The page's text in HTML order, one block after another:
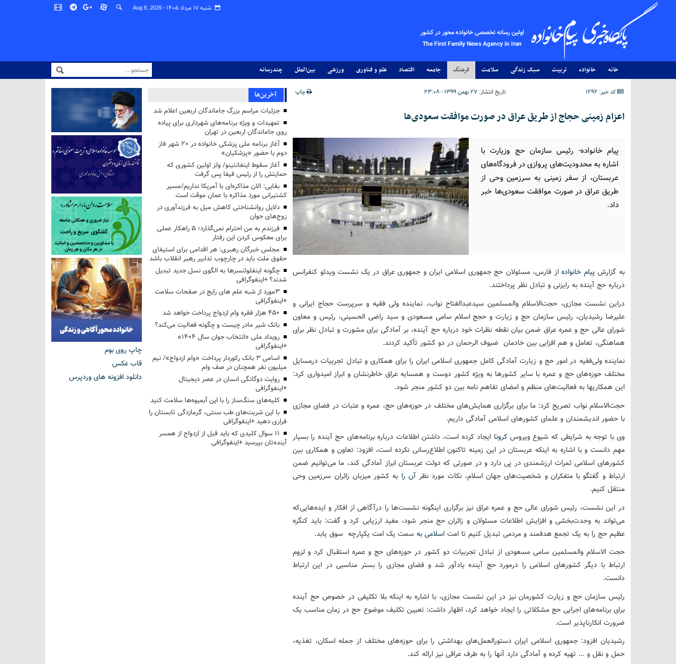
شنبه ۱۷ مرداد ۱۴۰۵ - Aug 8, 2026
اولین رسانه تخصصی خانواده محور در کشور
The First Family News Agency in Iran
خانه خانواده تربیت سبک زندگی سلامت فرهنگ جامعه اقتصاد علم و فناوری ورزشی بین‌الملل چندرسانه
کد خبر: 1292 تاریخ انتشار:۲۷ بهمن ۱۳۹۹ - ۲۳:۰۸ چاپ
اعزام زمینی حجاج از طریق عراق در صورت موافقت سعودی‌ها
پیام خانواده- رئیس سازمان حج وزیارت با
اشاره به محدودیت‌های پروازی در فرودگاه‌های
عربستان، از سفر زمینی به سرزمین وحی از
طریق عراق در صورت موافقت سعودی‌ها خبر
داد.
به گزارش پیام خانوادهاز فارس، مسئولان حج جمهوری اسلامی ایران و جمهوری عراق در یک نشست ویدئو کنفرانس
درباره حج آینده به رایزنی و تبادل نظر پرداختند.
دراین نشست مجازی، حجت‌الاسلام والمسلمین سیدعبدالفتاح نواب، نماینده ولی فقیه و سرپرست حجاج ایرانی و
علیرضا رشیدیان، رئیس سازمان حج و زیارت و حجج اسلام سامی مسعودی و سید راضی الحسینی، رئیس و معاون
شورای عالی حج و عمره عراق ضمن بیان نقطه نظرات خود درباره حج آینده، بر آمادگی برای مشورت و تبادل نظر برای
هماهنگی، تعامل و هم افزایی بین خادمان ضیوف الرحمان در دو کشور تأکید کردند.
نماینده ولی‌فقیه در امور حج و زیارت آمادگی کامل جمهوری اسلامی ایران را برای همکاری و تبادل تجربیات درمسایل
مختلف حوزه‌های حج و عمره با سایر کشورها به ویژه کشور دوست و همسایه عراق خاطرنشان و ابراز امیدواری کرد:
این همکاریها به فعالیت‌های منظم و امضای تفاهم نامه بین دو کشور منجر شود.
حجت‌الاسلام نواب تصریح کرد: ما برای برگزاری همایش‌های مختلف در حوزه‌های حج، عمره و عتبات در فضای مجازی
با حضور اندیشمندان و علمای کشورهای اسلامی آمادگی داریم.
وی با توجه به شرایطی که شیوع ویروس کرونا ایجاد کرده است، داشتن اطلاعات درباره برنامه‌های حج آینده را بسیار
مهم دانست و با اشاره به اینکه عربستان در این زمینه تاکنون اطلاع‌رسانی نکرده است، افزود: تعاون و همکاری بین
کشورهای اسلامی ثمرات ارزشمندی در پی دارد و در صورتی که دولت عربستان ابراز آمادگی کند، ما می‌توانیم ضمن
ارتباط و گفتگو با متفکران و شخصیت‌های جهان اسلام‌، نکات مورد نظرآن را به کشور میزبان زائران سرزمین وحی
منتقل کنیم.
‌در این نشست، رئیس شورای عالی حج و عمره عراق نیز برگزاری اینگونه نشست‌ها را درآگاهی از افکار و ایده‌هایی‌که
می‌تواند به وحدت‌بخشی و افزایش اطلاعات مسئولان و زائران حج منجر شود، مفید ارزیابی کرد و گفت: باید کنگره
عظیم حج را به یک تجمع هدفمند و مردمی تبدیل کنیم تا امت اسلامی به سمت یک امت یکپارچه سوق یابد.
‌حجت الاسلام والمسلمین سامی مسعودی از تبادل تجربیات دو کشور در حوزه‌های حج و عمره استقبال کرد و لزوم
ارتباط با دیگر کشورهای اسلامی را درمورد حج آینده یادآور شد و فضای مجازی را بستر مناسبی در این ارتباط
دانست.‌
‌رئیس سازمان حج و زیارت کشورمان نیز در این نشست مجازی، با اشاره به اینکه ‌بلا تکلیفی در خصوص حج آینده
برای برنامه‌های اجرایی حج مشکلاتی را ایجاد خواهد کرد، اظهار داشت: تعیین تکلیف موضوع حج در زمان مناسب یک
ضرورت انکارناپذیر است.
‌رشیدیان افزود: جمهوری اسلامی ایران دستورالعمل‌های بهداشتی را برای حوزه‌های مختلف از جمله اسکان‌، تغذیه،
‌حمل و نقل و ... تهیه کرده و آمادگی دارد آنها را به طرف عراقی نیز ارائه کند.
آخرین‌ها
جزئیات مراسم بزرگ جاماندگان اربعین اعلام شد
تمهیدات و ویژه برنامه‌های شهرداری برای پیاده
روی جاماندگان اربعین در تهران
آغاز برنامه ملی پزشکی خانواده در ۲۰ شهر فاز
دوم با حضور «پزشکیان»
آغاز سقوط اینفانتینو/ ولز اولین کشوری که
حمایتش را از رئیس فیفا پس گرفت
بقایی: الان مذاکره‌ای با آمریکا نداریم/مسیر
کشتیرانی مورد مذاکره با عمان موقت است
دلایل روانشناختی کاهش میل به فرزندآوری در
زوج‌های جوان
فرزندم به من احترام نمی‌گذارد؛ ۵ راهکار عملی
برای معکوس کردن این رفتار
مجلس خبرگان رهبری: هر اقدامی برای استیفای
حقوق ملت باید در چارچوب تدابیر رهبر انقلاب باشد
چگونه اینفلوئنسرها به الگوی نسل جدید تبدیل
شدند؟ +اینفوگرافی
3مورد از شبه علم های رایج در صفحات سلامت
+اینفوگرافی
۴۵۰ هزار فقره وام ازدواج پرداخت خواهد شد
بانک شیر مادر چیست و چگونه فعالیت می‌کند؟
رویداد ملی «انتخاب جوان سال ۱۴۰۴»
+اینفوگرافی
اسامی ۳ بانک رکوردار پرداخت «وام ازدواج»/ نیم
میلیون نفر همچنان در صف وام
روایت دوگانگی انسان در عصر دیجیتال
+اینفوگرافی
کلیه‌های سنگ‌ساز را با این آبمیوه‌ها سلامت کنید
با این شربت‌های طب سنتی، گرمازدگی تابستان را
فراری دهید +اینفوگرافی
۱۱ سوال کلیدی که باید قبل از ازدواج از همسر
آینده‌تان بپرسید +اینفوگرافی
چاپ روی بوم
قاب عکس
دانلود افزونه های وردپرس